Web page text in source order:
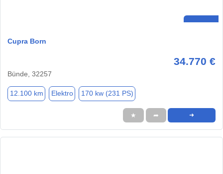
Cupra Born
34.770 €
Bünde, 32257
12.100 km Elektro 170 kw (231 PS)
★ ➦ ➜